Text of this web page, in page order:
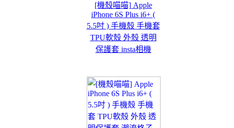
[機殼喵喵] Apple
iPhone 6S Plus i6+ (
5.5吋 ) 手機殼 手機套
TPU軟殼 外殼 透明
保護套 insta相機